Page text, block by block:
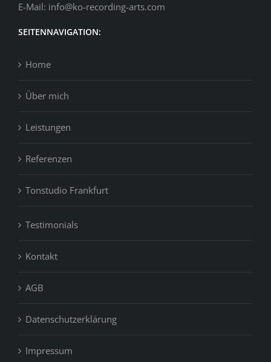
E-Mail: info@ko-recording-arts.com
SEITENNAVIGATION:
Home
Über mich
Leistungen
Referenzen
Tonstudio Frankfurt
Testimonials
Kontakt
AGB
Datenschutzerklärung
Impressum